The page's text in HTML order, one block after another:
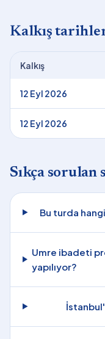
Kalkış
Kalkış
12 Eyl 2026
12 Eyl 2026
Sıkça sorulan
Bu turda
Umre ibadeti
yapılıyor?